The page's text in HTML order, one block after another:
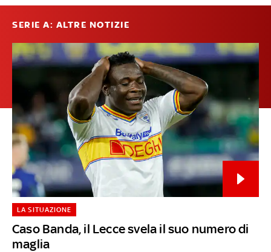
SERIE A: ALTRE NOTIZIE
Caso Banda, il Lecce svela il suo numero di
maglia
LA SITUAZIONE